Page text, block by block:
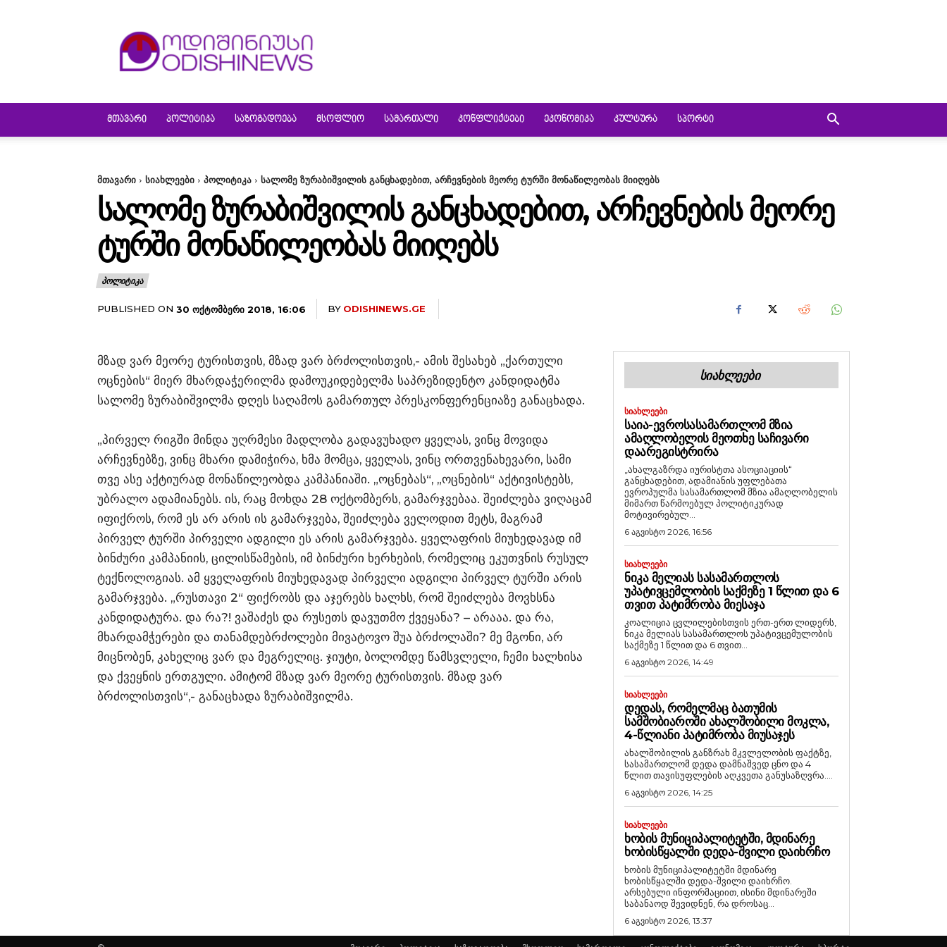
ᲛᲗᲐᲕᲐᲠᲘ ᲞᲝᲚᲘᲢᲘᲙᲐ ᲡᲐᲖᲝᲒᲐᲓᲝᲔᲑᲐ ᲛᲡᲝᲤᲚᲘᲝ ᲡᲐᲛᲐᲠᲗᲐᲚᲘ ᲙᲝᲜᲤᲚᲘᲥᲢᲔᲑᲘ ᲔᲙᲝᲜᲝᲛᲘᲙᲐ ᲙᲣᲚᲢᲣᲠᲐ ᲡᲞᲝᲠᲢᲘ
მთავარი სიახლეები პოლიტიკა სალომე ზურაბიშვილის განცხადებით, არჩევნების მეორე ტურში მონაწილეობას მიიღებს
ᲡᲐᲚᲝᲛᲔ ᲖᲣᲠᲐᲑᲘᲨᲕᲘᲚᲘᲡ ᲒᲐᲜᲪᲮᲐᲓᲔᲑᲘᲗ, ᲐᲠᲩᲔᲕᲜᲔᲑᲘᲡ ᲛᲔᲝᲠᲔ
ᲢᲣᲠᲨᲘ ᲛᲝᲜᲐᲬᲘᲚᲔᲝᲑᲐᲡ ᲛᲘᲘᲦᲔᲑᲡ
ᲞᲝᲚᲘᲢᲘᲙᲐ
PUBLISHED ON 30 ᲝᲥᲢᲝᲛᲑᲔᲠᲘ 2018, 16:06 BY ODISHINEWS.GE
მზად ვარ მეორე ტურისთვის, მზად ვარ ბრძოლისთვის,- ამის შესახებ „ქართული
ოცნების“ მიერ მხარდაჭერილმა დამოუკიდებელმა საპრეზიდენტო კანდიდატმა
სალომე ზურაბიშვილმა დღეს საღამოს გამართულ პრესკონფერენციაზე განაცხადა.
„პირველ რიგში მინდა უღრმესი მადლობა გადავუხადო ყველას, ვინც მოვიდა
არჩევნებზე, ვინც მხარი დამიჭირა, ხმა მომცა, ყველას, ვინც ორთვენახევარი, სამი
თვე ასე აქტიურად მონაწილეობდა კამპანიაში. „ოცნებას“, „ოცნების“ აქტივისტებს,
უბრალო ადამიანებს. ის, რაც მოხდა 28 ოქტომბერს, გამარჯვებაა. შეიძლება ვიღაცამ
იფიქროს, რომ ეს არ არის ის გამარჯვება, შეიძლება ველოდით მეტს, მაგრამ
პირველ ტურში პირველი ადგილი ეს არის გამარჯვება. ყველაფრის მიუხედავად იმ
ბინძური კამპანიის, ცილისწამების, იმ ბინძური ხერხების, რომელიც ეკუთვნის რუსულ
ტექნოლოგიას. ამ ყველაფრის მიუხედავად პირველი ადგილი პირველ ტურში არის
გამარჯვება. „რუსთავი 2“ ფიქრობს და აჯერებს ხალხს, რომ შეიძლება მოვხსნა
კანდიდატურა. და რა?! ვაშაძეს და რუსეთს დავუთმო ქვეყანა? – არააა. და რა,
მხარდამჭერები და თანამდებრძოლები მივატოვო შუა ბრძოლაში? მე მგონი, არ
მიცნობენ, კახელიც ვარ და მეგრელიც. ჯიუტი, ბოლომდე წამსვლელი, ჩემი ხალხისა
და ქვეყნის ერთგული. ამიტომ მზად ვარ მეორე ტურისთვის. მზად ვარ
ბრძოლისთვის“,- განაცხადა ზურაბიშვილმა.
ᲡᲘᲐᲮᲚᲔᲔᲑᲘ
ᲡᲘᲐᲮᲚᲔᲔᲑᲘ
ᲡᲐᲘᲐ-ᲔᲕᲠᲝᲡᲐᲡᲐᲛᲐᲠᲗᲚᲝᲛ ᲛᲖᲘᲐ
ᲐᲛᲐᲦᲚᲝᲑᲔᲚᲘᲡ ᲛᲔᲝᲗᲮᲔ ᲡᲐᲩᲘᲕᲐᲠᲘ
ᲓᲐᲐᲠᲔᲒᲘᲡᲢᲠᲘᲠᲐ
„ახალგაზრდა იურისტთა ასოციაციის“
განცხადებით, ადამიანის უფლებათა
ევროპულმა სასამართლომ მზია ამაღლობელის
მიმართ წარმოებულ პოლიტიკურად
მოტივირებულ...
6 აგვისტო 2026, 16:56
ᲡᲘᲐᲮᲚᲔᲔᲑᲘ
ᲜᲘᲙᲐ ᲛᲔᲚᲘᲐᲡ ᲡᲐᲡᲐᲛᲐᲠᲗᲚᲝᲡ
ᲣᲞᲐᲢᲘᲕᲪᲔᲛᲚᲝᲑᲘᲡ ᲡᲐᲥᲛᲔᲖᲔ 1 ᲬᲚᲘᲗ ᲓᲐ 6
ᲗᲕᲘᲗ ᲞᲐᲢᲘᲛᲠᲝᲑᲐ ᲛᲘᲔᲡᲐᲯᲐ
კოალიცია ცვლილებისთვის ერთ-ერთ ლიდერს,
ნიკა მელიას სასამართლოს უპატივცემულობის
საქმეზე 1 წლით და 6 თვით...
6 აგვისტო 2026, 14:49
ᲡᲘᲐᲮᲚᲔᲔᲑᲘ
ᲓᲔᲓᲐᲡ, ᲠᲝᲛᲔᲚᲛᲐᲪ ᲑᲐᲗᲣᲛᲘᲡ
ᲡᲐᲛᲨᲝᲑᲘᲐᲠᲝᲨᲘ ᲐᲮᲐᲚᲨᲝᲑᲘᲚᲘ ᲛᲝᲙᲚᲐ,
4-ᲬᲚᲘᲐᲜᲘ ᲞᲐᲢᲘᲛᲠᲝᲑᲐ ᲛᲘᲣᲡᲐᲯᲔᲡ
ახალშობილის განზრახ მკვლელობის ფაქტზე,
სასამართლომ დედა დამნაშვედ ცნო და 4
წლით თავისუფლების აღკვეთა განუსაზღვრა....
6 აგვისტო 2026, 14:25
ᲡᲘᲐᲮᲚᲔᲔᲑᲘ
ᲮᲝᲑᲘᲡ ᲛᲣᲜᲘᲪᲘᲞᲐᲚᲘᲢᲔᲢᲨᲘ, ᲛᲓᲘᲜᲐᲠᲔ
ᲮᲝᲑᲘᲡᲬᲧᲐᲚᲨᲘ ᲓᲔᲓᲐ-ᲨᲕᲘᲚᲘ ᲓᲐᲘᲮᲠᲩᲝ
ხობის მუნიციპალიტეტში მდინარე
ხობისწყალში დედა-შვილი დაიხრჩო.
არსებული ინფორმაციით, ისინი მდინარეში
საბანაოდ შევიდნენ, რა დროსაც...
6 აგვისტო 2026, 13:37